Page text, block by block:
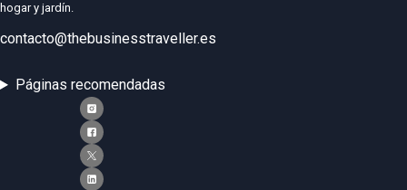
hogar y jardín.
contacto@thebusinesstraveller.es
Páginas recomendadas